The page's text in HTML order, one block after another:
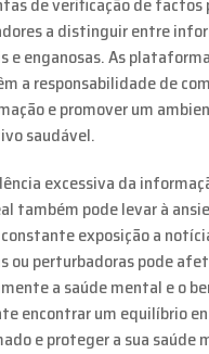
a distinguir entre
e enganosas. As
a responsabilidade de
e promover um
saudável.
excessiva da
também pode levar à
exposição a
ou perturbadoras pode
a saúde mental e o
encontrar um equilíbrio
e proteger a sua saúde